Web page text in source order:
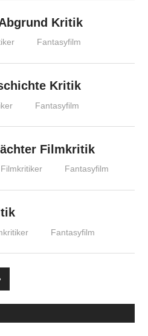
Kritik
Fantasyfilm
Kritik
Fantasyfilm
Filmkritik
Filmkritiker Fantasyfilm
Fantasyfilm